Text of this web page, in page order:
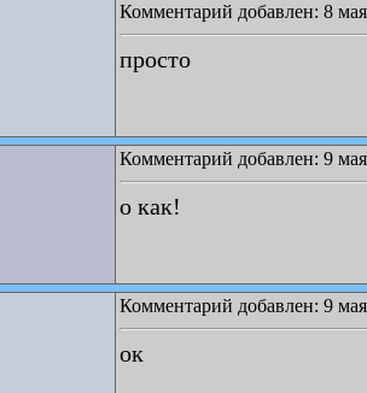
Комментарий добавлен: 8
просто
Комментарий добавлен: 9
о как!
Комментарий добавлен: 9
ок